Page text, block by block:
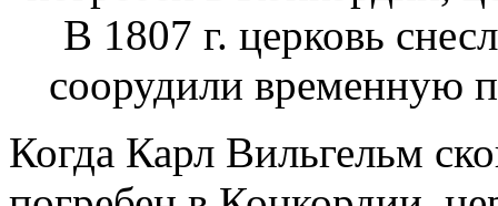
Когда Карл Вильгельм